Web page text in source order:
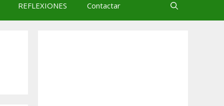
REFLEXIONES Contactar